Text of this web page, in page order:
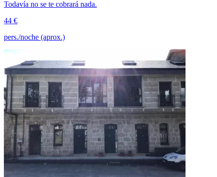
Todavía no se te cobrará nada.
44 €
pers./noche (aprox.)